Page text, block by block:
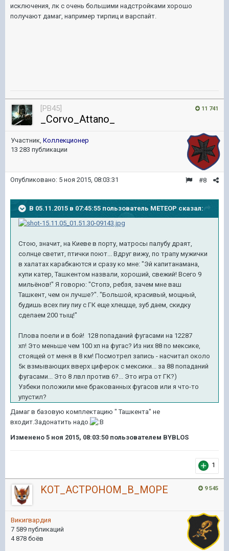
исключения, лк с очень большими надстройками хорошо
получают дамаг, например тирпиц и варспайт.
11 741
[PB45]
_Corvo_Attano_
Участник, Коллекционер
13 283 публикации
#8
Опубликовано: 5 ноя 2015, 08:03:31
В 05.11.2015 в 07:45:55 пользователь METEOP сказал:
Стою, значит, на Киеве в порту, матросы палубу драят,
солнце светит, птички поют... Вдруг вижу, по трапу мужички
в халатах карабкаются и сразу ко мне: "Эй капитанамана,
купи катер, Ташкентом назвали, хороший, свежий! Всего 9
мильёнов!" Я говорю: "Стопэ, ребзя, зачем мне ваш
Ташкент, чем он лучше?". "Большой, красивый, мощный,
будишь всех пиу пиу с ГК еще хлещще, зуб даем, скидку
сделаем 200 тыщ!"
Плова поели и в бой! 128 попаданий фугасами на 12287
хп! Это меньше чем 100 хп на фугас? Из них 88 по мексике,
стоящей от меня в 8 км! Посмотрел запись - насчитал около
5к взмывающих вверх циферок с мексики... за 88 попаданий
фугасами... Это 8 лвл против 6?... Это игра от ГК?)
Узбеки положили мне бракованных фугасов или я что-то
упустил?
Дамаг в базовую комплектацию " Ташкента" не
входит.Задонатить надо.
Изменено 5 ноя 2015, 08:03:50 пользователем BYBLOS
1
9 545
KOT_ACTPOHOM_B_MOPE
Викигвардия
7 589 публикаций
4 878 боёв